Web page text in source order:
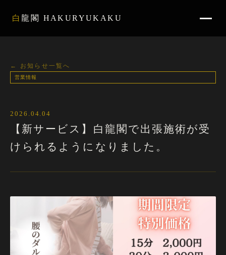
白龍閣 HAKURYUKAKU
← お知らせ一覧へ
営業情報
2026.04.04
【新サービス】白龍閣で出張施術が受
けられるようになりました。